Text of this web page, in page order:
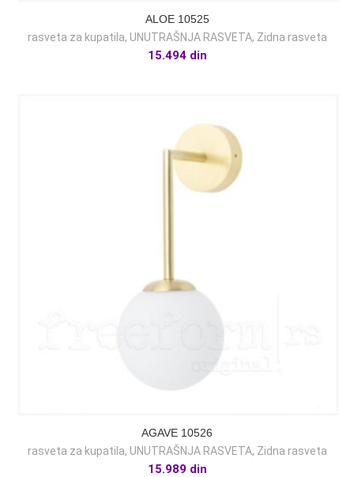
ALOE 10525
rasveta za kupatila, UNUTRAŠNJA RASVETA, Zidna rasveta
15.494 din
AGAVE 10526
rasveta za kupatila, UNUTRAŠNJA RASVETA, Zidna rasveta
15.989 din